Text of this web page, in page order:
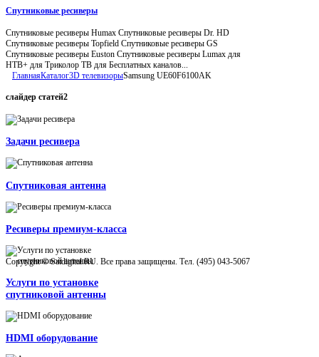
Спутниковые ресиверы
Спутниковые ресиверы Humax Спутниковые ресиверы Dr. HD
Спутниковые ресиверы Topfield Спутниковые ресиверы GS
Спутниковые ресиверы Euston Спутниковые ресиверы Lumax для
НТВ+ для Триколор ТВ для Бесплатных каналов...
ГлавнаяКаталог3D телевизорыSamsung UE60F6100AK
слайдер статей2
Задачи ресивера
Спутниковая антенна
Ресиверы премиум-класса
Услуги по установке
спутниковой антенны
HDMI оборудование
Copyright © Satdigital.RU. Все права защищены. Тел. (495) 043-5067